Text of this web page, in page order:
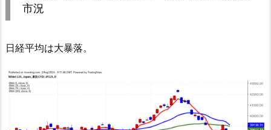
市況
日経平均は大暴落。